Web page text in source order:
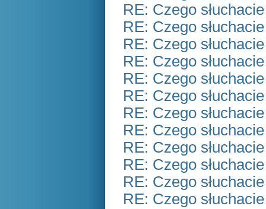
RE: Czego
RE: Czego
RE: Czego
RE: Czego
RE: Czego
RE: Czego
RE: Czego
RE: Czego
RE: Czego
RE: Czego
RE: Czego
RE: Czego